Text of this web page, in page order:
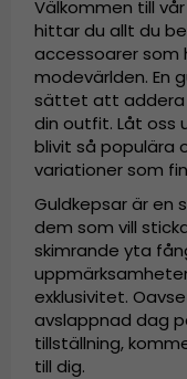
Välkommen till
hittar du allt du
accessoarer som
modevärlden. En
sättet att addera
din outfit. Låt oss
blivit så populära
variationer som
Guldkepsar är en
dem som vill
skimrande yta
exklusivitet.
avslappnad dag
tillställning,
till dig.